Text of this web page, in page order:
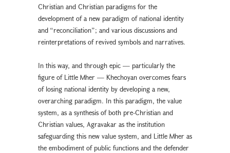
Christian and Christian paradigms for the
development of a new paradigm of national identity
and “reconciliation”; and various discussions and
reinterpretations of revived symbols and narratives.
In this way, and through epic — particularly the
figure of Little Mher — Khechoyan overcomes fears
of losing national identity by developing a new,
overarching paradigm. In this paradigm, the value
system, as a synthesis of both pre-Christian and
Christian values, Agravakar as the institution
safeguarding this new value system, and Little Mher as
the embodiment of public functions and the defender